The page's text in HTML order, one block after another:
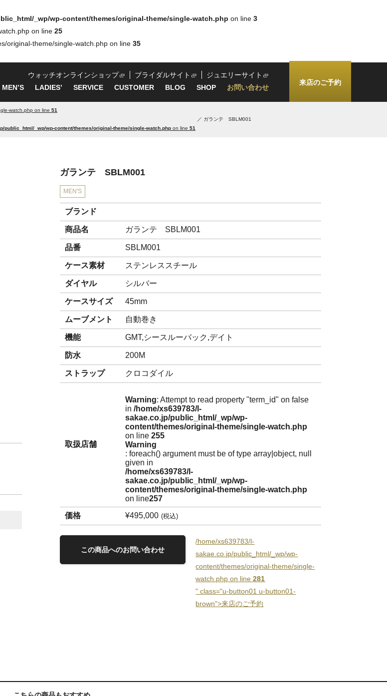
_wp/wp-content/themes/original-theme/single-watch.php on line 3
on line 25
original-theme/single-watch.php on line 35
ウォッチオンラインショップ ブライダルサイト
ジュエリーサイト
MEN’S LADIES’ SERVICE CUSTOMER BLOG SHOP お問い合わせ
来店のご予約
watch.php on line 51
public_html/_wp/wp-content/themes/original-theme/single-watch.php on line 51
ガランテ SBLM001
ガランテ SBLM001
MEN'S
ブランド
商品名 ガランテ SBLM001
品番 SBLM001
ケース素材 ステンレススチール
ダイヤル シルバー
ケースサイズ 45mm
ムーブメント 自動巻き
機能 GMT,シースルーバック,デイト
防水 200M
ストラップ クロコダイル
取扱店舗
Warning: Attempt to read property "term_id" on false
in /home/xs639783/l-
sakae.co.jp/public_html/_wp/wp-
content/themes/original-theme/single-watch.php
on line 255
Warning
: foreach() argument must be of type array|object, null
given in
/home/xs639783/l-
sakae.co.jp/public_html/_wp/wp-
content/themes/original-theme/single-watch.php
on line257
価格
¥495,000 税込
この商品へのお問い合わせ
/home/xs639783/l-
sakae.co.jp/public_html/_wp/wp-
content/themes/original-theme/single-
watch.php on line281
" class="u-button01 u-button01-
brown">来店のご予約